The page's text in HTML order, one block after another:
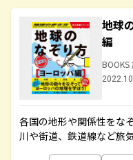
地球
編
BOOKS
各国の地形や関係性をな
川や街道、鉄道線など旅